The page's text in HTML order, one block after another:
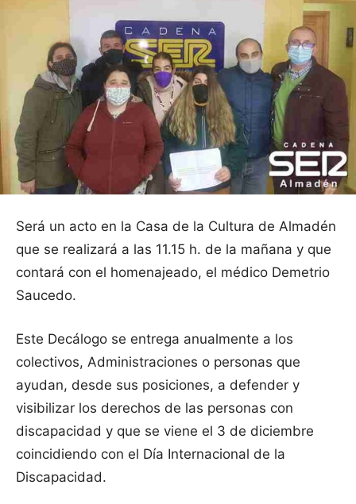
Será un acto en la Casa de la Cultura de Almadén
que se realizará a las 11.15 h. de la mañana y que
contará con el homenajeado, el médico Demetrio
Saucedo.
Este Decálogo se entrega anualmente a los
colectivos, Administraciones o personas que
ayudan, desde sus posiciones, a defender y
visibilizar los derechos de las personas con
discapacidad y que se viene el 3 de diciembre
coincidiendo con el Día Internacional de la
Discapacidad.